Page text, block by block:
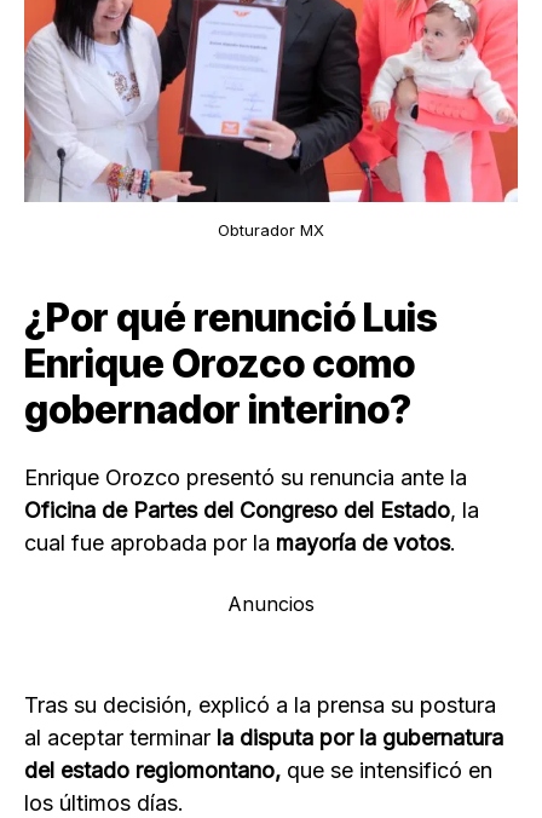
Obturador MX
¿Por qué renunció Luis
Enrique Orozco como
gobernador interino?
Enrique Orozco presentó su renuncia ante la
Oficina de Partes del Congreso del Estado, la
cual fue aprobada por la mayoría de votos.
Anuncios
Tras su decisión, explicó a la prensa su postura
al aceptar terminar la disputa por la gubernatura
del estado regiomontano, que se intensificó en
los últimos días.